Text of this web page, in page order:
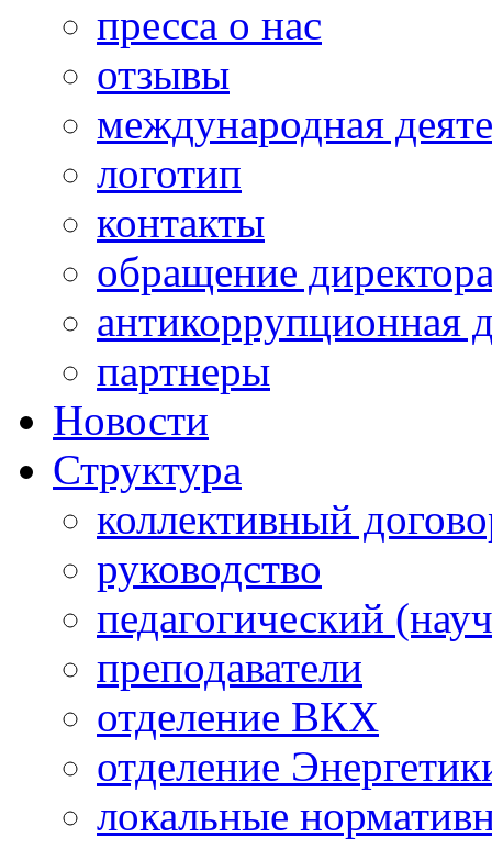
пресса о нас
отзывы
международная
логотип
контакты
обращение
антикоррупционная
партнеры
Новости
Структура
коллективный
руководство
педагогический
преподаватели
отделение ВКХ
отделение
локальные